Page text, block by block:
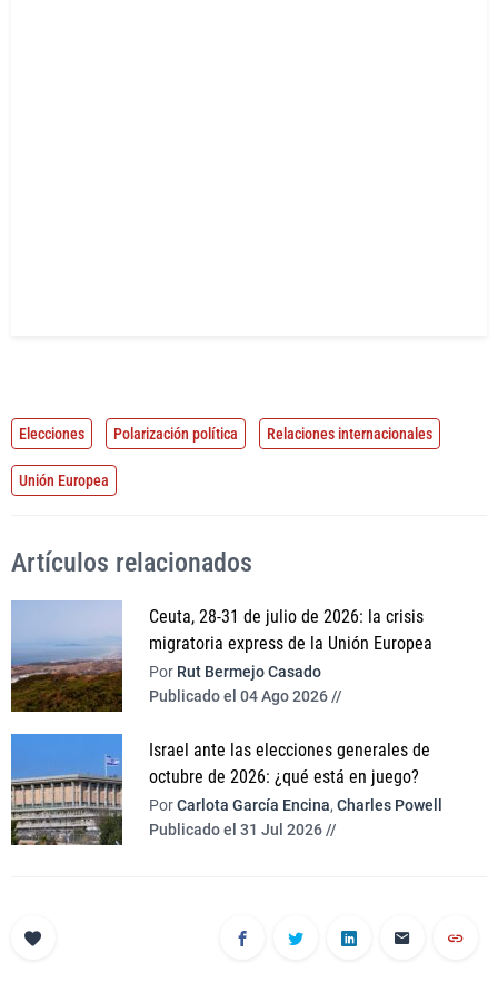
Elecciones Polarización política Relaciones internacionales
Unión Europea
Artículos relacionados
Ceuta, 28-31 de julio de 2026: la crisis
migratoria express de la Unión Europea
Por Rut Bermejo Casado
Publicado el 04 Ago 2026 //
Israel ante las elecciones generales de
octubre de 2026: ¿qué está en juego?
PorCarlota García Encina, Charles Powell
Publicado el 31 Jul 2026 //